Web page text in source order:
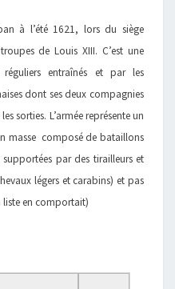
à l’été 1621, lors du siège
de Louis XIII. C’est une
entraînés et par les
dont ses deux compagnies
sorties. L’armée représente un
masse composé de bataillons
par des tirailleurs et
légers et carabins) et pas
liste en comportait)